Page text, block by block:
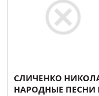
СЛИЧЕНКО
НАРОДНЫЕ